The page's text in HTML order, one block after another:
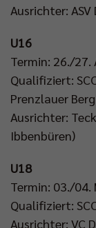
Ausrichter: ASV
U16
Termin: 26./27.
Qualifiziert:
Prenzlauer Berg
Ausrichter:
Ibbenbüren)
U18
Termin: 03./04.
Qualifiziert:
Ausrichter: VC